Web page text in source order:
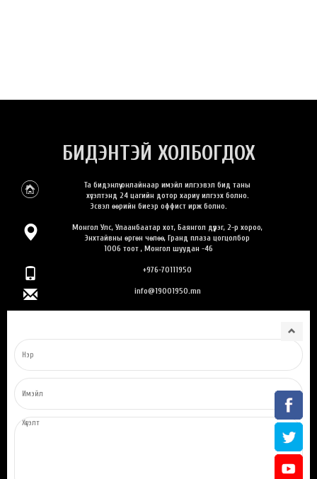
БИДЭНТЭЙ ХОЛБОГДОХ
Та бидэнлүү онлайнаар имэйл илгээвэл бид таны
хүсэлтэнд 24 цагийн дотор хариу илгээх болно.
Эсвэл өөрийн биеэр оффист ирж болно.
Монгол Улс, Улаанбаатар хот, Баянгол дүүрэг, 2-р хороо,
Энхтайвны өргөн чөлөө, Гранд плаза цогцолбор
1006 тоот , Монгол шуудан -46
+976-70111950
info@19001950.mn